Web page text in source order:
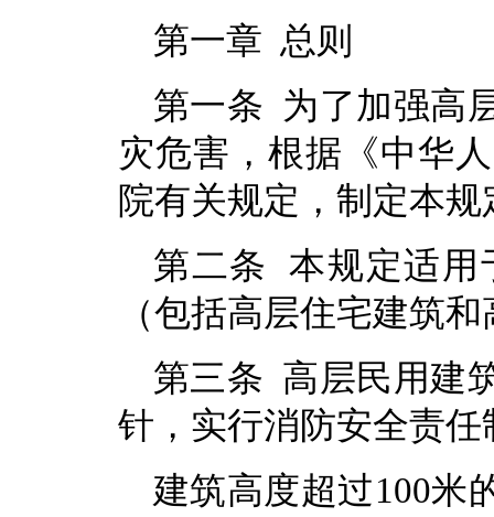
第一章 总则
第一条 为了加强高
灾危害，根据《中华
院有关规定，制定本规
第二条 本规定适用
（包括高层住宅建筑
第三条 高层民用建
针，实行消防安全责任
建筑高度超过100米